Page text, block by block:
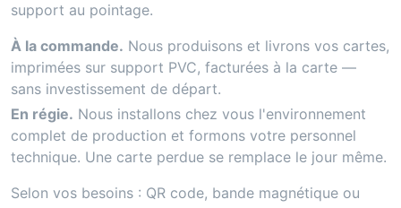
support au pointage.
À la commande. Nous produisons et livrons vos cartes,
imprimées sur support PVC, facturées à la carte —
sans investissement de départ.
En régie. Nous installons chez vous l'environnement
complet de production et formons votre personnel
technique. Une carte perdue se remplace le jour même.
Selon vos besoins : QR code, bande magnétique ou